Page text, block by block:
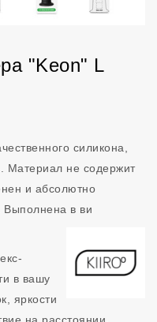
"Keon" L
силикона,
Материал не содержит
и абсолютно
Выполнена в ви
в вашу
яркости